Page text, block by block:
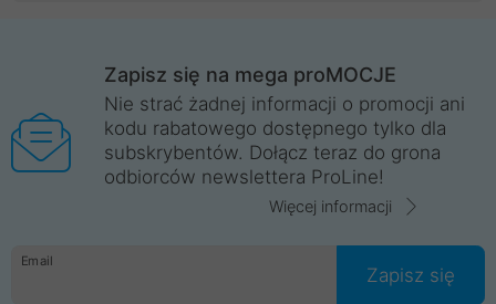
Wrocław, Poznań, Legnica, Katowice, Gliwice, Kalisz, Bytom,
Trzebnica, Opole. Szybka i profesjonalna obsługa!
ProLine to polska firma ze 100% polskim kapitałem. Działamy
legalnie i płacimy podatki w naszym kraju! Posiadamy siedzibę
główną w Mirkowie oraz salony na terenie kraju. Cała
komunikacja ze sklepem komputerowym ProLine jest
danych osobowych. Dlatego zakup notebooka albo laptopa w
ProLine to czysta przyjemność i pełne bezpieczeństwo.
Zaopatrzysz się u nas w akcesoria i części komputerowe
Zapisz się na mega proMOCJE
Nie strać żadnej informacji o promocji ani
kodu rabatowego dostępnego tylko dla
subskrybentów. Dołącz teraz do grona
odbiorców newslettera ProLine!
Więcej informacji
Email
Zapisz się